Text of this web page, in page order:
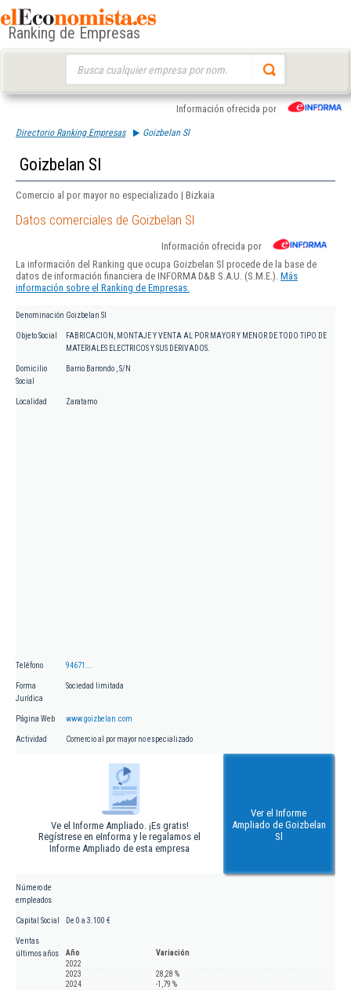
Ranking de Empresas
Información ofrecida por
Directorio Ranking Empresas Goizbelan Sl
Goizbelan Sl
Comercio al por mayor no especializado | Bizkaia
Datos comerciales de Goizbelan Sl
Información ofrecida por
La información del Ranking que ocupa Goizbelan Sl procede de la base de
datos de información financiera de INFORMA D&B S.A.U. (S.M.E.). Más
información sobre el Ranking de Empresas.
Denominación Goizbelan Sl
Objeto Social
FABRICACION, MONTAJE Y VENTA AL POR MAYOR Y MENOR DE TODO TIPO DE
MATERIALES ELECTRICOS Y SUS DERIVADOS.
Domicilio
Social
Barrio Barrondo , S/N
Localidad Zaratamo
Teléfono 94671...
Forma
Jurídica
Sociedad limitada
Página Web www.goizbelan.com
Actividad Comercio al por mayor no especializado
Ve el Informe Ampliado. ¡Es gratis!
Regístrese en eInforma y le regalamos el
Informe Ampliado de esta empresa
Ver el Informe
Ampliado de Goizbelan
Sl
Número de
empleados
Capital Social De 0 a 3.100 €
Ventas
últimos años
Año
Variación
2022
2023
28,28 %
2024
-1,79 %